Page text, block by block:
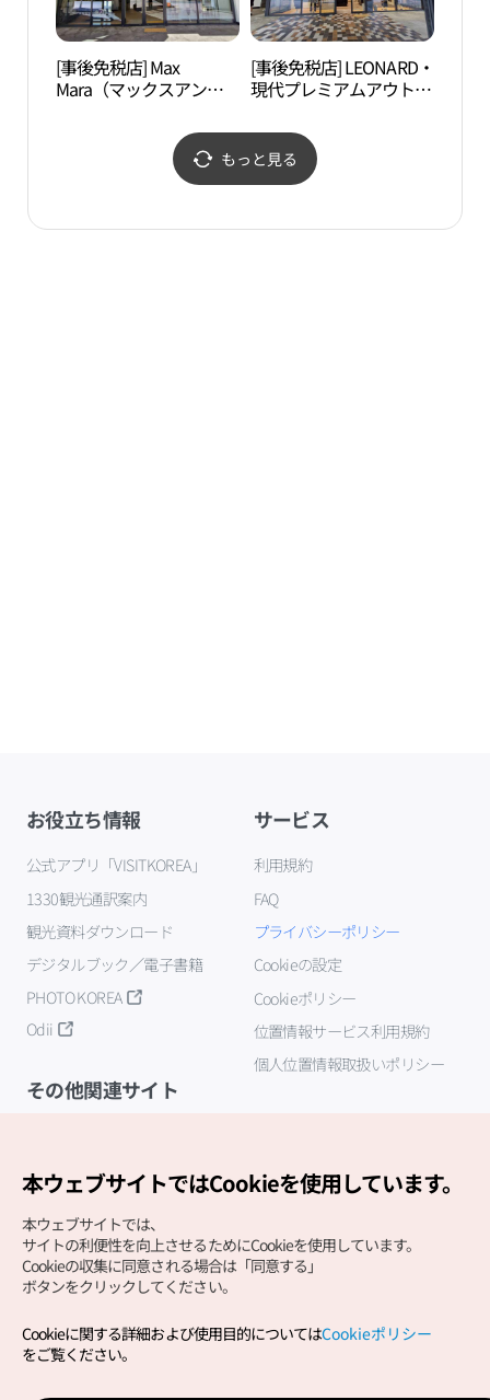
[事後免税店] Max
Mara（マックスアンド
ラ）・現代プレミアムア
ウトレットキンポ（金
浦）店(막스마라 현대프
[事後免税店] LEONARD・
現代プレミアムアウトレ
(레오나드 현대프리미엄
아울렛 김포점)
もっと見る
お役立ち情報
公式アプリ「VISITKOREA」
1330観光通訳案内
観光資料ダウンロード
デジタルブック／電子書籍
PHOTO KOREA
Odii
サービス
利用規約
FAQ
プライバシーポリシー
Cookieの設定
Cookieポリシー
位置情報サービス利用規約
個人位置情報取扱いポリシー
その他関連サイト
Copyright (c) Korea Tourism Organization All Rights
サイトエラー報告公式メール
本ウェブサイトではCookieを使用しています。
本ウェブサイトでは、
サイトの利便性を向上させるためにCookieを使用しています。
Cookieの収集に同意される場合は「同意する」
ボタンをクリックしてください。
Cookieに関する詳細および使用目的についてはCookieポリシー
をご覧ください。